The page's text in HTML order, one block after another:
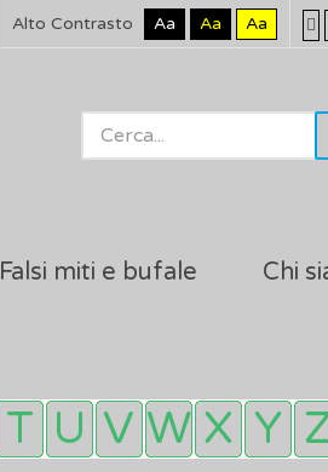
Alto Contrasto Aa Aa Aa
Falsi miti e bufale Chi